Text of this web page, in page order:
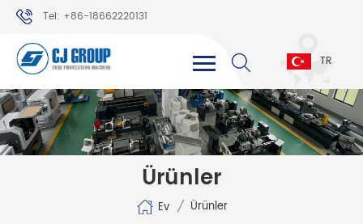
Tel: +86-18662220131
WhatsApp: +86-18662220131
TR
Ürünler
Ev / Ürünler